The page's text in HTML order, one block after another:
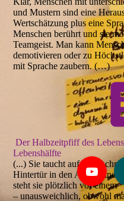
und Mustern sind eine
Wertschätzung plus eine
Menschen berührt und sie
Teamgeist. Man kann
demotivieren oder zu
mit Sprache zaubern. (…)
Der Halbzeitpfiff des
Lebenshälfte
(...) Sie taucht auf –
Hintertür in den Alltag
steht sie plötzlich vor einem
– unausweichlich, obwohl